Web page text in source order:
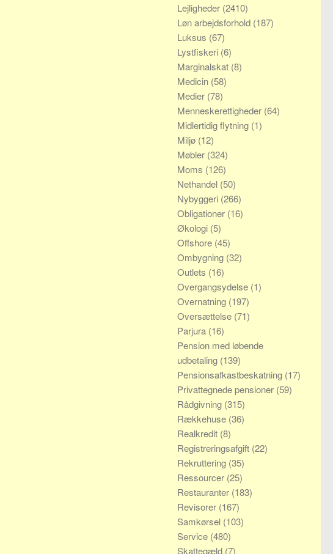
Lejligheder (2410)
Løn arbejdsforhold (187)
Luksus (67)
Lystfiskeri (6)
Marginalskat (8)
Medicin (58)
Medier (78)
Menneskerettigheder (64)
Midlertidig flytning (1)
Miljø (12)
Møbler (324)
Moms (126)
Nethandel (50)
Nybyggeri (266)
Obligationer (16)
Økologi (5)
Offshore (45)
Ombygning (32)
Outlets (16)
Overgangsydelse (1)
Overnatning (197)
Oversættelse (71)
Parjura (16)
Pension med løbende
udbetaling (139)
Pensionsafkastbeskatning (17)
Privattegnede pensioner (59)
Rådgivning (315)
Rækkehuse (36)
Realkredit (8)
Registreringsafgift (22)
Rekruttering (35)
Ressourcer (25)
Restauranter (183)
Revisorer (167)
Samkørsel (103)
Service (480)
Skattegæld (7)